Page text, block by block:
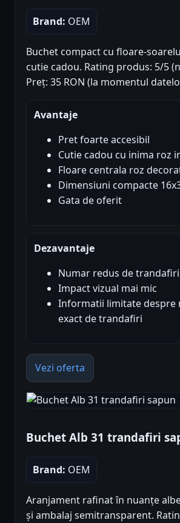
Brand: OEM
Buchet compact cu floare-
cutie cadou. Rating produs: 5/5
Preț: 35 RON (la momentul
Avantaje
Pret foarte accesibil
Cutie cadou cu inima roz
Floare centrala roz
Dimensiuni compacte
Gata de oferit
Dezavantaje
Numar redus de trandafiri
Impact vizual mai mic
Informatii limitate despre
exact de trandafiri
Vezi oferta
Buchet Alb 31 trandafiri
Brand: OEM
Aranjament rafinat în nuanțe
și ambalaj semitransparent.